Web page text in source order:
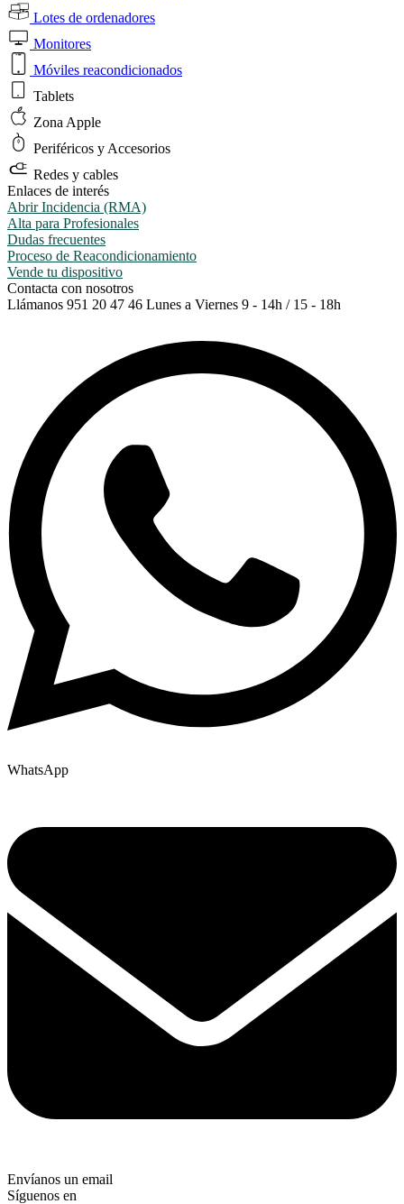
Lotes de ordenadores
Monitores
Móviles reacondicionados
Tablets
Zona Apple
Periféricos y Accesorios
Redes y cables
Enlaces de interés
Abrir Incidencia (RMA)
Alta para Profesionales
Dudas frecuentes
Proceso de Reacondicionamiento
Vende tu dispositivo
Contacta con nosotros
Llámanos 951 20 47 46 Lunes a Viernes 9 - 14h / 15 - 18h
WhatsApp
Envíanos un email
Síguenos en